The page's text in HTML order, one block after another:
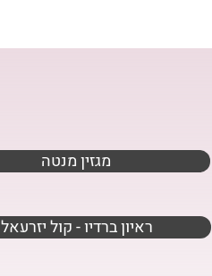
מגזין מנטה
ראיון ברדיו - קול יזרעאל